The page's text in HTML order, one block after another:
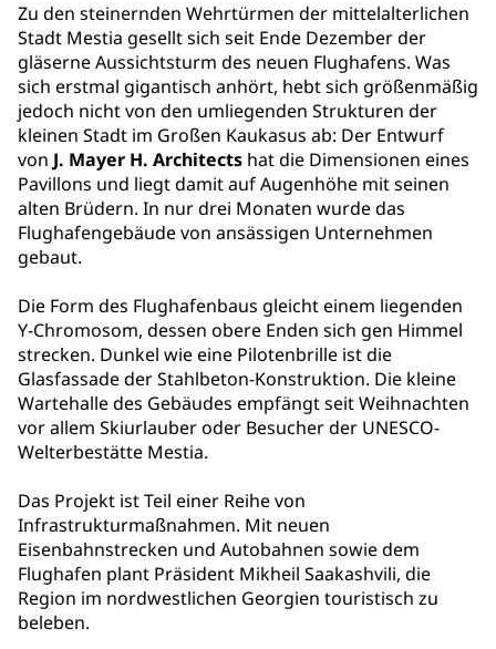
Zu den steinernden Wehrtürmen der mittelalterlichen
Stadt Mestia gesellt sich seit Ende Dezember der
gläserne Aussichtsturm des neuen Flughafens. Was
sich erstmal gigantisch anhört, hebt sich größenmäßig
jedoch nicht von den umliegenden Strukturen der
kleinen Stadt im Großen Kaukasus ab: Der Entwurf
von J. Mayer H. Architects hat die Dimensionen eines
Pavillons und liegt damit auf Augenhöhe mit seinen
alten Brüdern. In nur drei Monaten wurde das
Flughafengebäude von ansässigen Unternehmen
gebaut.
Die Form des Flughafenbaus gleicht einem liegenden
Y-Chromosom, dessen obere Enden sich gen Himmel
strecken. Dunkel wie eine Pilotenbrille ist die
Glasfassade der Stahlbeton-Konstruktion. Die kleine
Wartehalle des Gebäudes empfängt seit Weihnachten
vor allem Skiurlauber oder Besucher der UNESCO-
Welterbestätte Mestia.
Das Projekt ist Teil einer Reihe von
Infrastrukturmaßnahmen. Mit neuen
Eisenbahnstrecken und Autobahnen sowie dem
Flughafen plant Präsident Mikheil Saakashvili, die
Region im nordwestlichen Georgien touristisch zu
beleben.